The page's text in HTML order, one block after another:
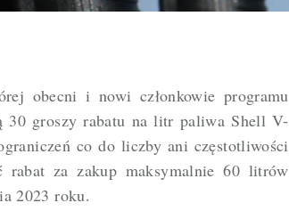
obecni i nowi członkowie programu
30 groszy rabatu na litr paliwa Shell V-
co do liczby ani częstotliwości
rabat za zakup maksymalnie 60 litrów
2023 roku.